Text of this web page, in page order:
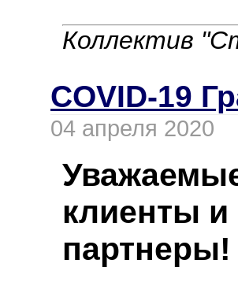
Коллектив
COVID-19
04 апреля 2020
клиенты и
партнеры!